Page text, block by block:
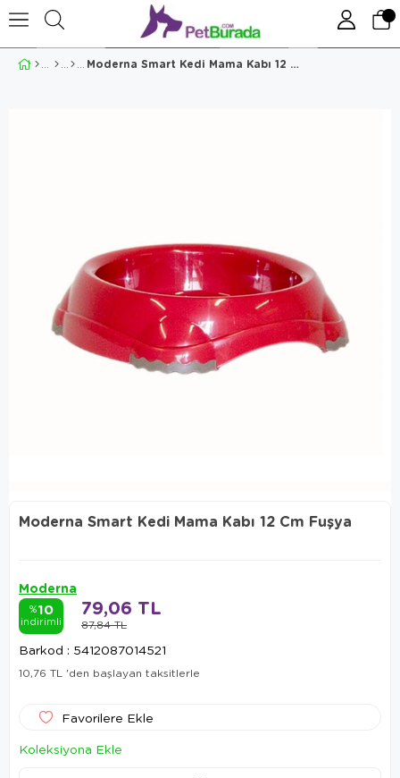
Moderna Smart Kedi Mama Kabı 12 Cm Fuşya
Moderna Smart Kedi Mama Kabı 12 Cm Fuşya
Moderna
%10
indirimli 87,84 TL
79,06 TL
Barkod : 5412087014521
10,76 TL 'den başlayan taksitlerle
Favorilere Ekle
Koleksiyona Ekle